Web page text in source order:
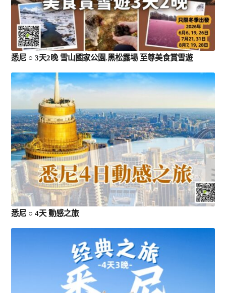
悉尼 ○ 3天2晚 雪山國家公園.黑松露場 至尊美食賞雪遊
悉尼 ○ 4天 動感之旅